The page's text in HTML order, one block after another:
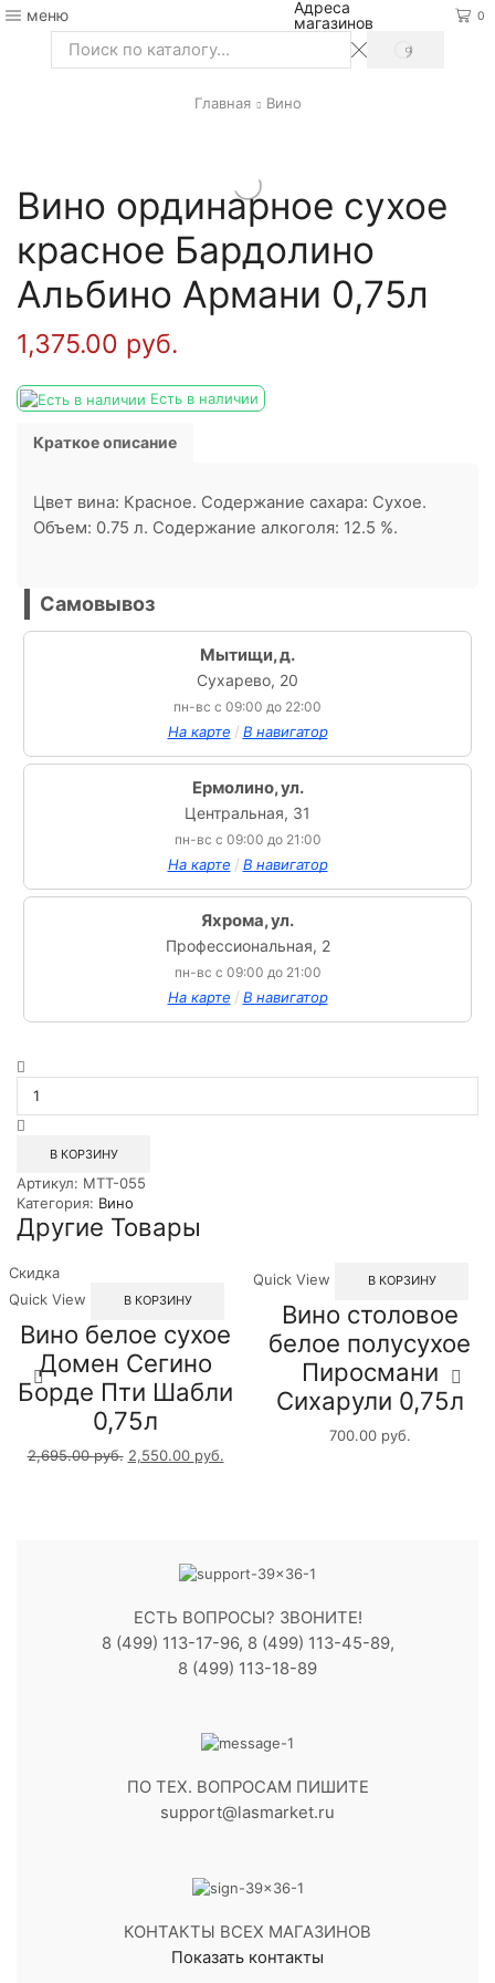
меню
Адреса
магазинов
0
Search
SEARCH
Главная Вино
Вино ординарное сухое
красное Бардолино
Альбино Армани 0,75л
1,375.00 руб.
Есть в наличии
Краткое описание
Цвет вина: Красное. Содержание сахара: Сухое.
Объем: 0.75 л. Содержание алкоголя: 12.5 %.
Самовывоз
Мытищи, д.
Сухарево, 20
пн-вс с 09:00 до 22:00
На карте / В навигатор
Ермолино, ул.
Центральная, 31
пн-вс с 09:00 до 21:00
На карте / В навигатор
Яхрома, ул.
Профессиональная, 2
пн-вс с 09:00 до 21:00
На карте / В навигатор
товара
Вино
сухое
Бардолино
Альбино
Армани
0,75л
В КОРЗИНУ
Артикул: MTT-055
Категория: Вино
Другие Товары
Скидка
Quick View
В КОРЗИНУ
Вино белое сухое
Домен Сегино
Борде Пти Шабли
0,75л
2,695.00руб. 2,550.00 руб.
Quick View В КОРЗИНУ
Вино столовое
белое полусухое
Пиросмани
Сихарули 0,75л
700.00 руб.
ЕСТЬ ВОПРОСЫ? ЗВОНИТЕ!
8 (499) 113-17-96, 8 (499) 113-45-89,
8 (499) 113-18-89
ПО ТЕХ. ВОПРОСАМ ПИШИТЕ
support@lasmarket.ru
КОНТАКТЫ ВСЕХ МАГАЗИНОВ
Показать контакты